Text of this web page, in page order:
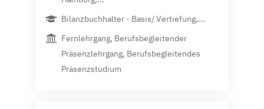
Bilanzbuchhalter - Basis/ Vertiefung,...
Fernlehrgang, Berufsbegleitender
Präsenzlehrgang, Berufsbegleitendes
Präsenzstudium